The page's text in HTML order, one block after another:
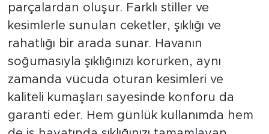
parçalardan oluşur. Farklı stiller ve
kesimlerle sunulan ceketler, şıklığı ve
rahatlığı bir arada sunar. Havanın
soğumasıyla şıklığınızı korurken, aynı
zamanda vücuda oturan kesimleri ve
kaliteli kumaşları sayesinde konforu da
garanti eder. Hem günlük kullanımda hem